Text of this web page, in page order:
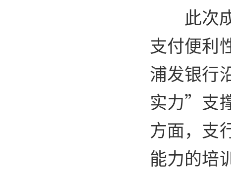
此次
支付便利
浦发银行
实力”支
方面，支
能力的培